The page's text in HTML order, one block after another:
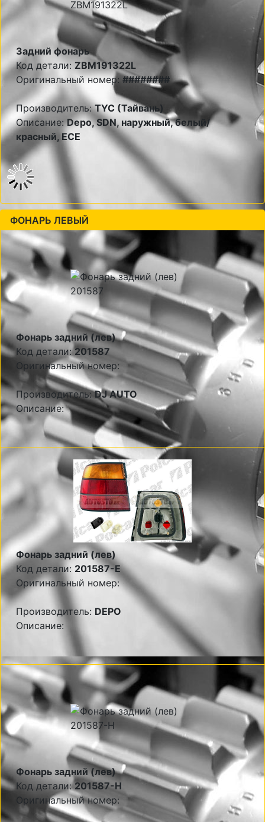
Задний фонарь
Код детали: ZBM191322L
Оригинальный номер: ########
Производитель:TYC (Тайвань)
Описание:Depo, SDN, наружный, белый/
красный, ECE
ФОНАРЬ ЛЕВЫЙ
Фонарь задний (лев)
Код детали:201587
Оригинальный номер:
Производитель:DJ AUTO
Описание:
Фонарь задний (лев)
Код детали: 201587-E
Оригинальный номер:
Производитель: DEPO
Описание:
Фонарь задний (лев)
Код детали:201587-H
Оригинальный номер: